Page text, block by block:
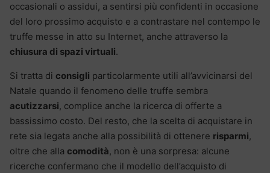
occasionali o assidui, a sentirsi più confidenti in occasione
del loro prossimo acquisto e a contrastare nel contempo le
truffe messe in atto su Internet, anche attraverso la
chiusura di spazi virtuali.
Si tratta di consigli particolarmente utili all’avvicinarsi del
Natale quando il fenomeno delle truffe sembra
acutizzarsi, complice anche la ricerca di offerte a
bassissimo costo. Del resto, che la scelta di acquistare in
rete sia legata anche alla possibilità di ottenere risparmi,
oltre che alla comodità, non è una sorpresa: alcune
ricerche confermano che il modello dell’acquisto di